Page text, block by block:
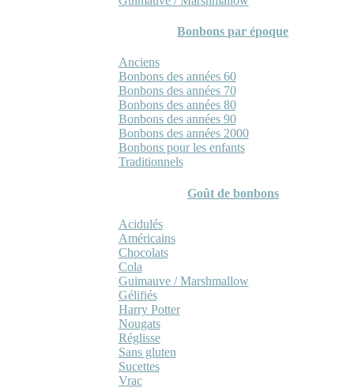
Bonbons par époque
Anciens
Bonbons des années 60
Bonbons des années 70
Bonbons des années 80
Bonbons des années 90
Bonbons des années 2000
Bonbons pour les enfants
Traditionnels
Goût de bonbons
Acidulés
Américains
Chocolats
Cola
Guimauve / Marshmallow
Gélifiés
Harry Potter
Nougats
Réglisse
Sans gluten
Sucettes
Vrac